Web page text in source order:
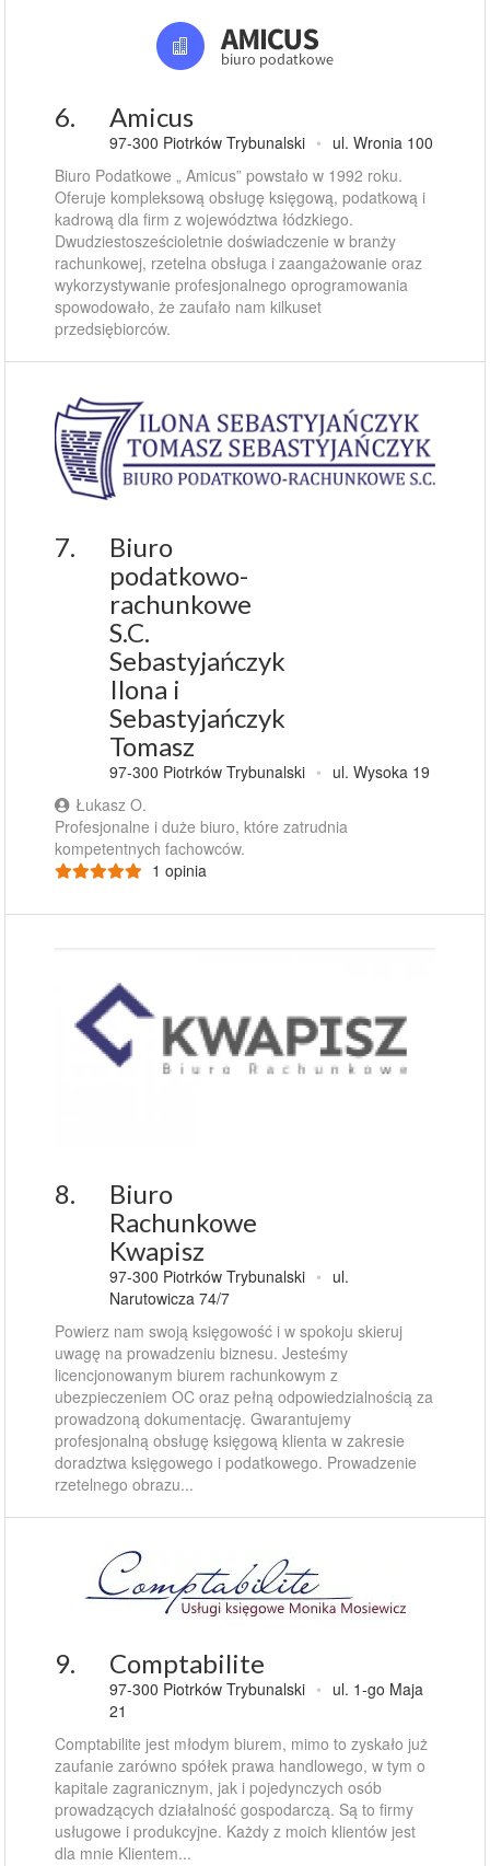
6. Amicus
97-300 Piotrków Trybunalski • ul. Wronia 100
Biuro Podatkowe „ Amicus” powstało w 1992 roku.
Oferuje kompleksową obsługę księgową, podatkową i
kadrową dla firm z województwa łódzkiego.
Dwudziestosześcioletnie doświadczenie w branży
rachunkowej, rzetelna obsługa i zaangażowanie oraz
wykorzystywanie profesjonalnego oprogramowania
spowodowało, że zaufało nam kilkuset
przedsiębiorców.
7.
Biuro
podatkowo-
rachunkowe
S.C.
Sebastyjańczyk
Ilona i
Sebastyjańczyk
Tomasz
97-300 Piotrków Trybunalski • ul. Wysoka 19
Łukasz O.
Profesjonalne i duże biuro, które zatrudnia
kompetentnych fachowców.
1 opinia
8.
Biuro
Rachunkowe
Kwapisz
97-300 Piotrków Trybunalski • ul.
Narutowicza 74/7
Powierz nam swoją księgowość i w spokoju skieruj
uwagę na prowadzeniu biznesu. Jesteśmy
licencjonowanym biurem rachunkowym z
ubezpieczeniem OC oraz pełną odpowiedzialnością za
prowadzoną dokumentację. Gwarantujemy
profesjonalną obsługę księgową klienta w zakresie
doradztwa księgowego i podatkowego. Prowadzenie
rzetelnego obrazu...
9. Comptabilite
97-300 Piotrków Trybunalski • ul. 1-go Maja
21
Comptabilite jest młodym biurem, mimo to zyskało już
zaufanie zarówno spółek prawa handlowego, w tym o
kapitale zagranicznym, jak i pojedynczych osób
prowadzących działalność gospodarczą. Są to firmy
usługowe i produkcyjne. Każdy z moich klientów jest
dla mnie Klientem...